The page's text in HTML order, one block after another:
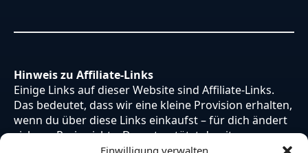
Einwilligung verwalten
Hinweis zu Affiliate-Links
Einige Links auf dieser Website sind Affiliate-Links.
Das bedeutet, dass wir eine kleine Provision erhalten,
wenn du über diese Links einkaufst – für dich ändert
sich am Preis nichts. Du unterstützt damit unsere